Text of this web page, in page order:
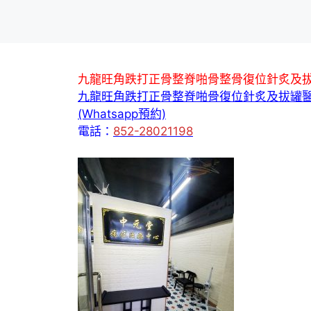
九龍旺角跌打正骨整脊啪骨整骨復位針炙及
九龍旺角跌打正骨整脊啪骨復位針炙及拔罐
(Whatsapp預約)
電話： 852-28021198